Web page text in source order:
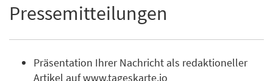
Pressemitteilungen
Präsentation Ihrer Nachricht als redaktioneller
Artikel auf www.tageskarte.io